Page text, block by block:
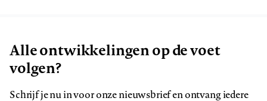
Alle ontwikkelingen op de voet
volgen?
Schrijf je nu in voor onze nieuwsbrief en ontvang iedere